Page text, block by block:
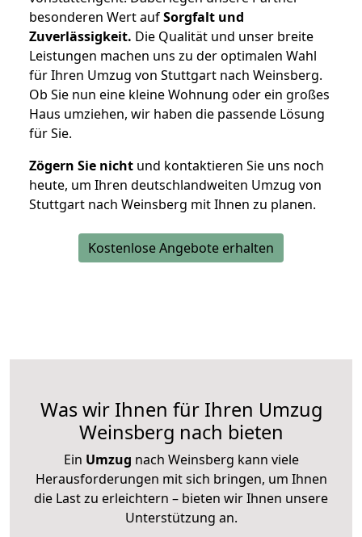
besonderen Wert aufSorgfalt und
Zuverlässigkeit. Die Qualität und unser breite
Leistungen machen uns zu der optimalen Wahl
für Ihren Umzug von Stuttgart nach Weinsberg.
Ob Sie nun eine kleine Wohnung oder ein großes
Haus umziehen, wir haben die passende Lösung
für Sie.
Zögern Sie nicht und kontaktieren Sie uns noch
heute, um Ihren deutschlandweiten Umzug von
Stuttgart nach Weinsberg mit Ihnen zu planen.
Kostenlose Angebote erhalten
Was wir Ihnen für Ihren Umzug
Weinsberg nach bieten
Ein Umzug nach Weinsberg kann viele
Herausforderungen mit sich bringen, um Ihnen
die Last zu erleichtern – bieten wir Ihnen unsere
Unterstützung an.